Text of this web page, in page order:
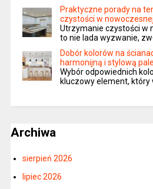
Praktyczne porady na
czystości w
Utrzymanie czystości w
to nie lada wyzwanie,
Dobór kolorów na
harmonijną i stylową
Wybór odpowiednich
kluczowy element, który
Archiwa
sierpień 2026
lipiec 2026